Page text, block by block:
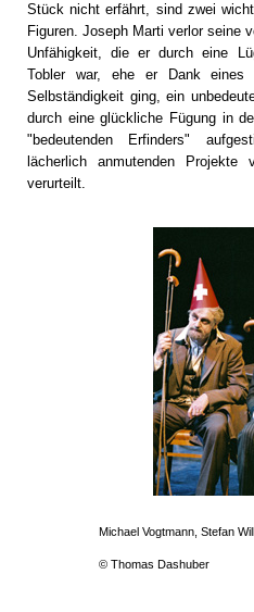
Stück nicht erfährt, sind zwei
Figuren. Joseph Marti verlor seine
Unfähigkeit, die er durch eine
Tobler war, ehe er Dank eines
Selbständigkeit ging, ein
durch eine glückliche Fügung in
"bedeutenden Erfinders"
lächerlich anmutenden Projekte
verurteilt.
Michael Vogtmann, Stefan
© Thomas Dashuber